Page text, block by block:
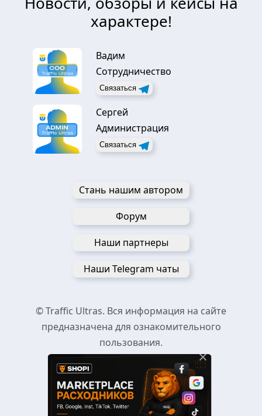
характере!
Вадим
Сотрудничество
Связаться
Сергей
Администрация
Связаться
Стань нашим автором
Форум
Наши партнеры
Наши Telegram чаты
© Traffic Ultras. Вся информация на сайте
предназначена для ознакомительного
пользования.
×